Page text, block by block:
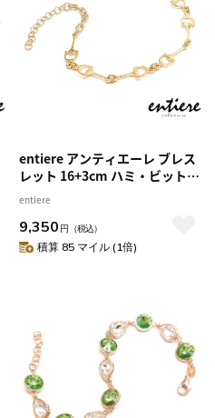
entiere アンティエーレ ブレス
レット 16+3cm ハミ・ビットチ
ェーン シルバー925 18金メッキ
レディース メンズ ジェンダー
レス
entiere
9,350 円 （税込）
積算 85 マイル (1倍)